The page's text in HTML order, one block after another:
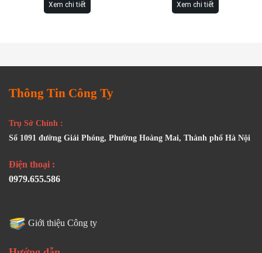
Xem chi tiết Xem chi tiết
Thông Tin Công Ty
Trụ Sở Chính :
Số 1091 đường Giải Phóng, Phường Hoàng Mai, Thành phố Hà Nội
Điện thoại :
0979.655.586
Giới thiệu Công ty